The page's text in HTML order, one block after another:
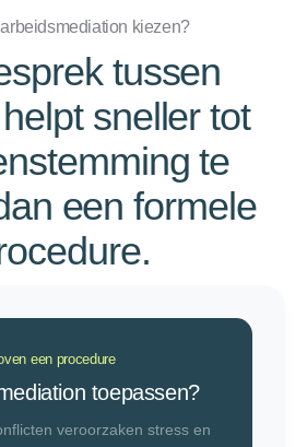
kiezen?
tussen
sneller tot
te
een formele
een procedure
toepassen?
veroorzaken stress en